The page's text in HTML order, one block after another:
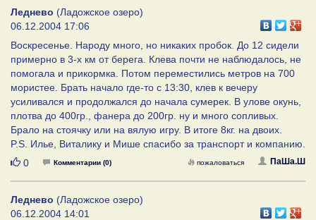
Леднево (Ладожское озеро)
06.12.2004 17:06
Воскресенье. Народу много, но никаких пробок. До 12 сидели
примерно в 3-х км от берега. Клева почти не наблюдалось, не
помогала и прикормка. Потом переместились метров на 700
мористее. Брать начало где-то с 13:30, клев к вечеру
усиливался и продолжался до начала сумерек. В улове окунь,
плотва до 400гр., фанера до 200гр. ну и много сопливых.
Брало на стоячку или на вялую игру. В итоге 8кг. на двоих.
P.S. Илье, Виталику и Мише спасибо за транспорт и компанию.
Нравится
0 Комментарии (0) ПаШа.Ш
пожаловаться
Леднево (Ладожское озеро)
06.12.2004 14:01